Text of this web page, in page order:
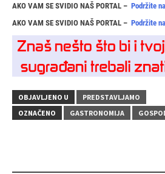
AKO VAM SE SVIDIO NAŠ PORTAL – Podržite
AKO VAM SE SVIDIO NAŠ PORTAL – Podržite
OBJAVLJENO U
PREDSTAVLJAMO
OZNAČENO
GASTRONOMIJA